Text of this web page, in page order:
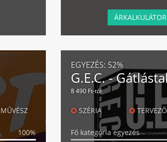
ÁRKALKULÁTOR
MŰVÉSZ
100%
EGYEZÉS: 52%
8 490 Ft-tól
SZÉRIA TERVEZŐ
Fő kategória egyezés